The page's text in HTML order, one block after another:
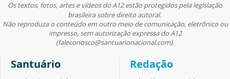
Os textos, fotos, artes e vídeos do A12 estão protegidos pela legislação
brasileira sobre direito autoral.
Não reproduza o conteúdo em outro meio de comunicação, eletrônico ou
impresso, sem autorização expressa do A12
(faleconosco@santuarionacional.com).
Santuário Redação